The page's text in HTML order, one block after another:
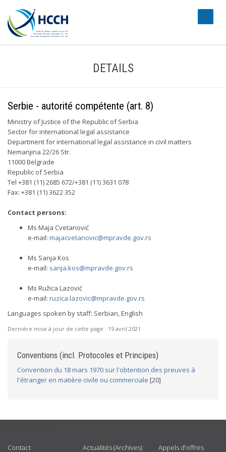
DETAILS
Serbie - autorité compétente (art. 8)
Ministry of Justice of the Republic of Serbia
Sector for international legal assistance
Department for international legal assistance in civil matters
Nemanjina 22/26 Str.
11000 Belgrade
Republic of Serbia
Tel +381 (11) 2685 672/+381 (11) 3631 078
Fax: +381 (11) 3622 352
Contact persons:
Ms Maja Cvetanović
e-mail: majacvetanovic@mpravde.gov.rs
Ms Sanja Kos
e-mail: sanja.kos@mpravde.gov.rs
Ms Ružica Lazović
e-mail: ruzica.lazovic@mpravde.gov.rs
Languages spoken by staff: Serbian, English
Dernière mise à jour de cette page : 19 avril 2021
Conventions (incl. Protocoles et Principes)
Convention du 18 mars 1970 sur l'obtention des preuves à
l'étranger en matière civile ou commerciale [20]
Contact Actualités (Archives) Appels d'offres